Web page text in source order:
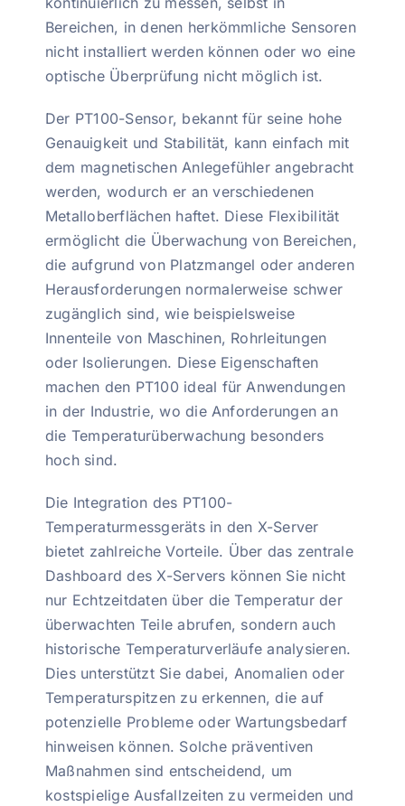
Bereichen, in denen herkömmliche Sensoren
nicht installiert werden können oder wo eine
optische Überprüfung nicht möglich ist.
Der PT100-Sensor, bekannt für seine hohe
Genauigkeit und Stabilität, kann einfach mit
dem magnetischen Anlegefühler angebracht
werden, wodurch er an verschiedenen
Metalloberflächen haftet. Diese Flexibilität
ermöglicht die Überwachung von Bereichen,
die aufgrund von Platzmangel oder anderen
Herausforderungen normalerweise schwer
zugänglich sind, wie beispielsweise
Innenteile von Maschinen, Rohrleitungen
oder Isolierungen. Diese Eigenschaften
machen den PT100 ideal für Anwendungen
in der Industrie, wo die Anforderungen an
die Temperaturüberwachung besonders
hoch sind.
Die Integration des PT100-
Temperaturmessgeräts in den X-Server
bietet zahlreiche Vorteile. Über das zentrale
Dashboard des X-Servers können Sie nicht
nur Echtzeitdaten über die Temperatur der
überwachten Teile abrufen, sondern auch
historische Temperaturverläufe analysieren.
Dies unterstützt Sie dabei, Anomalien oder
Temperaturspitzen zu erkennen, die auf
potenzielle Probleme oder Wartungsbedarf
hinweisen können. Solche präventiven
Maßnahmen sind entscheidend, um
kostspielige Ausfallzeiten zu vermeiden und